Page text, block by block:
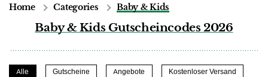
Home Categories Baby & Kids
Baby & Kids Gutscheincodes 2026
Alle Gutscheine Angebote Kostenloser Versand